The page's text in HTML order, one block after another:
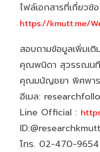
ไฟล์เอกสารที่เกี่ยวข้
https://kmutt.me/
สอบถามข้อมูลเพิ่มเติ
คุณพนิดา สุวรรณน
คุณมนัญชยา พิศพาร
อีเมล:
Line Official :
ID:@researchkmutt
โทร. 02-470-9654